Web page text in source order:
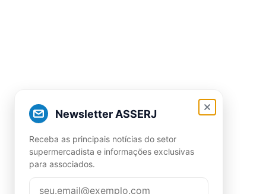
Newsletter ASSERJ
Receba as principais notícias do setor
supermercadista e informações exclusivas
para associados.